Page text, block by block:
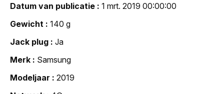
Datum van publicatie
1 mrt. 2019 00:00:00
Gewicht
140 g
Jack plug
Ja
Merk
Samsung
Modeljaar
2019